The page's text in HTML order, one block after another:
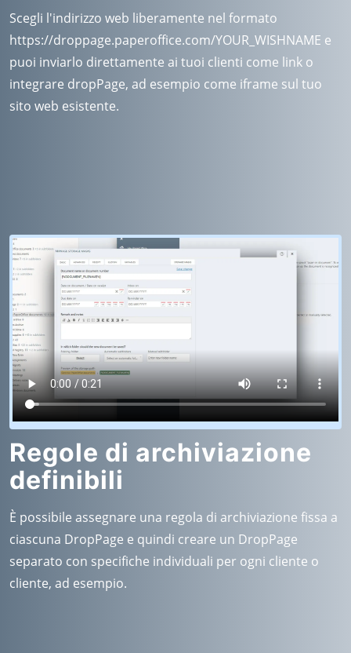
Scegli l'indirizzo web liberamente nel formato
https://droppage.paperoffice.com/YOUR_WISHNAME e
puoi inviarlo direttamente ai tuoi clienti come link o
integrare dropPage, ad esempio come iframe sul tuo
sito web esistente.
Regole di archiviazione
definibili
È possibile assegnare una regola di archiviazione fissa a
ciascuna DropPage e quindi creare un DropPage
separato con specifiche individuali per ogni cliente o
cliente, ad esempio.